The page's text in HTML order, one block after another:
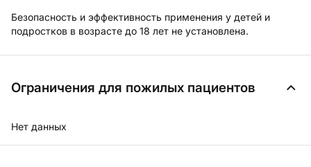
Безопасность и эффективность применения у детей и
подростков в возрасте до 18 лет не установлена.
Ограничения для пожилых пациентов
Нет данных